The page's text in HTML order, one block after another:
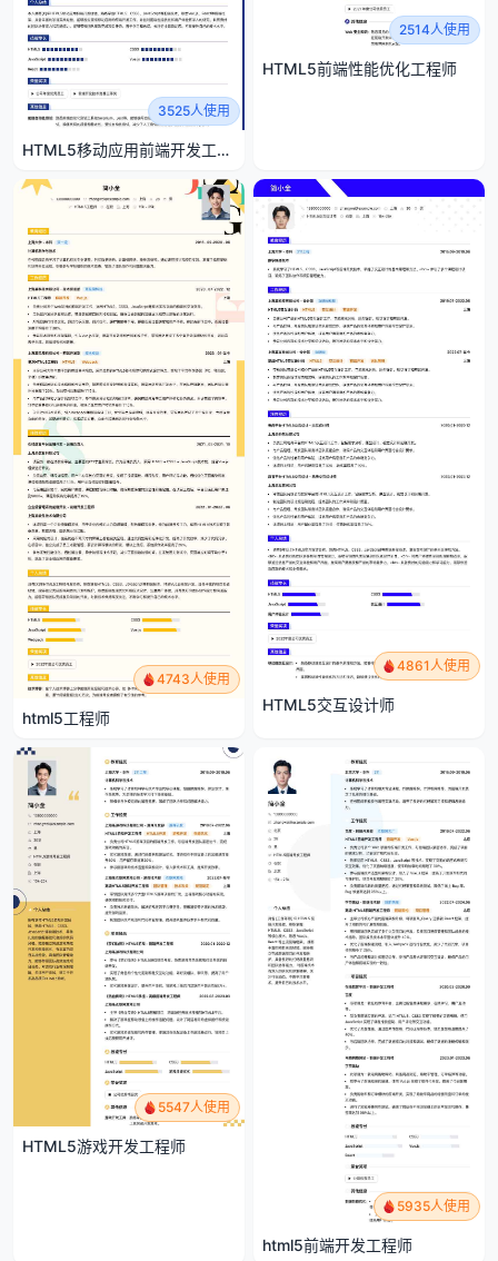
3525人使用
HTML5移动应用前端开发工程
2514人使用
HTML5前端性能优化工程师
4743人使用
html5工程师
4861人使用
HTML5交互设计师
5547人使用
HTML5游戏开发工程师
5935人使用
html5前端开发工程师